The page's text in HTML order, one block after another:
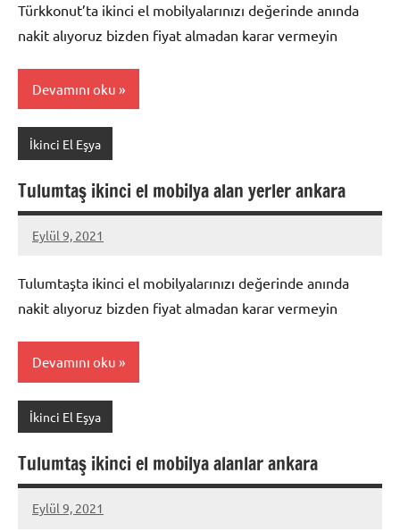
Türkkonut’ta ikinci el mobilyalarınızı değerinde anında
nakit alıyoruz bizden fiyat almadan karar vermeyin
Devamını oku
İkinci El Eşya
Tulumtaş ikinci el mobilya alan yerler ankara
Eylül 9, 2021
Mustafa
Tulumtaşta ikinci el mobilyalarınızı değerinde anında
nakit alıyoruz bizden fiyat almadan karar vermeyin
Devamını oku
İkinci El Eşya
Tulumtaş ikinci el mobilya alanlar ankara
Eylül 9, 2021
Mustafa